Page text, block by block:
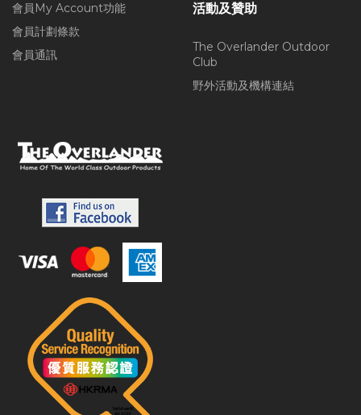
會員My Account功能
會員計劃條款
會員通訊
活動及贊助
The Overlander Outdoor
Club
野外活動及機構連結